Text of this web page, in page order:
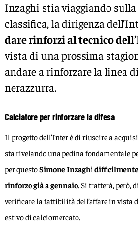
Inzaghi stia viaggiando
classifica, la dirigenza
dare rinforzi al tecnico
vista di una prossima
andare a rinforzare la linea
nerazzurra.
Calciatore per rinforzare la difesa
Il progetto dell’Inter è di riuscire a
sta rivelando una pedina fondamentale
per questoSimone Inzaghi
rinforzo già a gennaio . Si tratterà, però,
verificare la fattibilità dell’affare in vista
estivo di calciomercato.